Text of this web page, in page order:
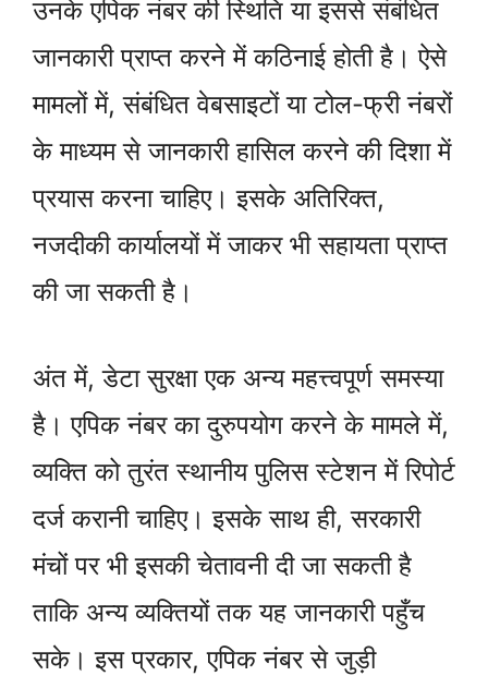
उनके एपिक नंबर की स्थिति या इससे संबंधित
जानकारी प्राप्त करने में कठिनाई होती है। ऐसे
मामलों में, संबंधित वेबसाइटों या टोल-फ्री नंबरों
के माध्यम से जानकारी हासिल करने की दिशा में
प्रयास करना चाहिए। इसके अतिरिक्त,
नजदीकी कार्यालयों में जाकर भी सहायता प्राप्त
की जा सकती है।
अंत में, डेटा सुरक्षा एक अन्य महत्त्वपूर्ण समस्या
है। एपिक नंबर का दुरुपयोग करने के मामले में,
व्यक्ति को तुरंत स्थानीय पुलिस स्टेशन में रिपोर्ट
दर्ज करानी चाहिए। इसके साथ ही, सरकारी
मंचों पर भी इसकी चेतावनी दी जा सकती है
ताकि अन्य व्यक्तियों तक यह जानकारी पहुँच
सके। इस प्रकार, एपिक नंबर से जुड़ी